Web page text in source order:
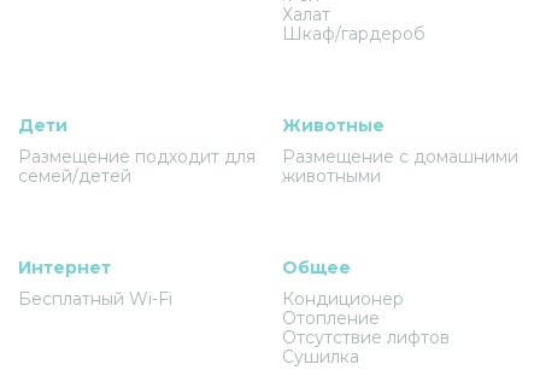
Халат
Шкаф/гардероб
Дети
Размещение подходит для
семей/детей
Животные
Размещение с домашними
животными
Интернет
Бесплатный Wi-Fi
Общее
Кондиционер
Отопление
Отсутствие лифтов
Сушилка